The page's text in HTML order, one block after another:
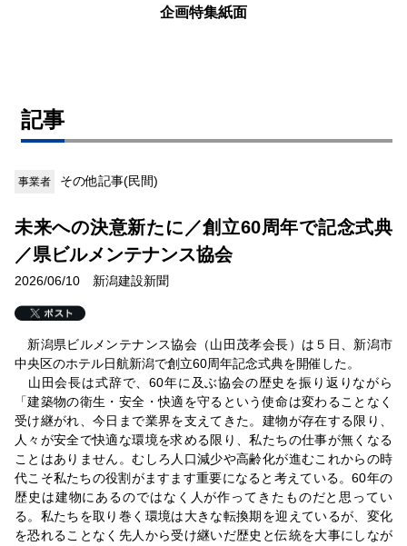
企画特集紙面
記事
事業者 その他記事(民間)
未来への決意新たに／創立60周年で記念式典
／県ビルメンテナンス協会
2026/06/10 新潟建設新聞
新潟県ビルメンテナンス協会（山田茂孝会長）は５日、新潟市
中央区のホテル日航新潟で創立60周年記念式典を開催した。
山田会長は式辞で、60年に及ぶ協会の歴史を振り返りながら
「建築物の衛生・安全・快適を守るという使命は変わることなく
受け継がれ、今日まで業界を支えてきた。建物が存在する限り、
人々が安全で快適な環境を求める限り、私たちの仕事が無くなる
ことはありません。むしろ人口減少や高齢化が進むこれからの時
代こそ私たちの役割がますます重要になると考えている。60年の
歴史は建物にあるのではなく人が作ってきたものだと思ってい
る。私たちを取り巻く環境は大きな転換期を迎えているが、変化
を恐れることなく先人から受け継いだ歴史と伝統を大事にしなが